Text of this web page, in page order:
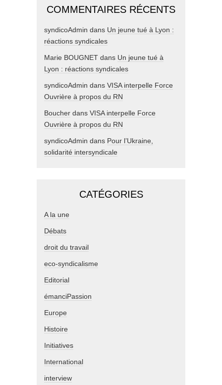
COMMENTAIRES RÉCENTS
syndicoAdmin dans Un jeune tué à Lyon :
réactions syndicales
Marie BOUGNET dans Un jeune tué à
Lyon : réactions syndicales
syndicoAdmin dans VISA interpelle Force
Ouvrière à propos du RN
Boucher dans VISA interpelle Force
Ouvrière à propos du RN
syndicoAdmin dans Pour l’Ukraine,
solidarité intersyndicale
CATÉGORIES
A la une
Débats
droit du travail
eco-syndicalisme
Editorial
émanciPassion
Europe
Histoire
Initiatives
International
interview